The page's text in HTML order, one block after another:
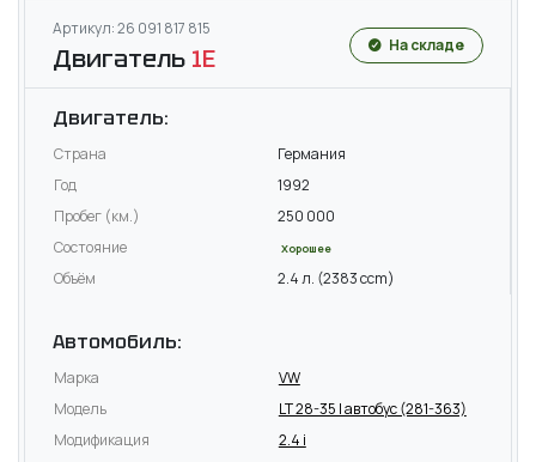
Артикул: 26 091 817 815
Двигатель 1E На складе
Двигатель:
Страна
Германия
Год
1992
Пробег (км.)
250 000
Состояние
Хорошее
Объём 2.4 л. (2383 ccm)
Автомобиль:
Марка
VW
Модель
LT 28-35 I автобус (281-363)
Модификация
2.4 i